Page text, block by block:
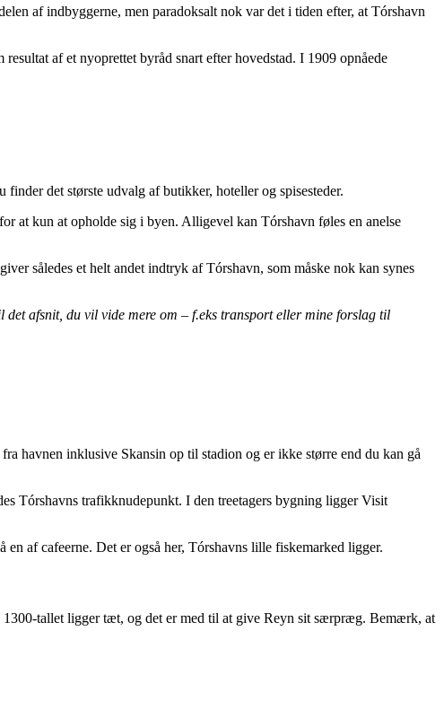
af indbyggerne, men paradoksalt nok var det i tiden efter, at Tórshavn
af et nyoprettet byråd snart efter hovedstad. I 1909 opnåede
det største udvalg af butikker, hoteller og spisesteder.
at kun at opholde sig i byen. Alligevel kan Tórshavn føles en anelse
således et helt andet indtryk af Tórshavn, som måske nok kan synes
afsnit, du vil vide mere om – f.eks transport eller mine forslag til
havnen inklusive Skansin op til stadion og er ikke større end du kan gå
Tórshavns trafikknudepunkt. I den treetagers bygning ligger Visit
af cafeerne. Det er også her, Tórshavns lille fiskemarked ligger.
1300-tallet ligger tæt, og det er med til at give Reyn sit særpræg. Bemærk, at